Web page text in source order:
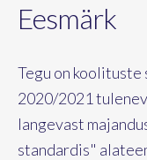
Eesmärk
Tegu on
2020/2021
langevast
standardis"